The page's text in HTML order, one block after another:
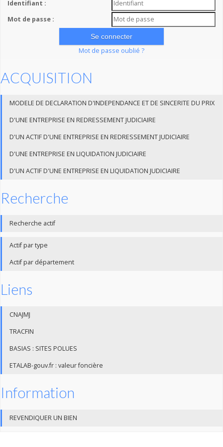
Identifiant :
Mot de passe :
Mot de passe oublié ?
ACQUISITION
MODELE DE DECLARATION D'INDEPENDANCE ET DE SINCERITE DU PRIX
D'UNE ENTREPRISE EN REDRESSEMENT JUDICIAIRE
D'UN ACTIF D'UNE ENTREPRISE EN REDRESSEMENT JUDICIAIRE
D'UNE ENTREPRISE EN LIQUIDATION JUDICIAIRE
D'UN ACTIF D'UNE ENTREPRISE EN LIQUIDATION JUDICIAIRE
Recherche
Recherche actif
Actif par type
Actif par département
Liens
CNAJMJ
TRACFIN
BASIAS : SITES POLUES
ETALAB-gouv.fr : valeur foncière
Information
REVENDIQUER UN BIEN